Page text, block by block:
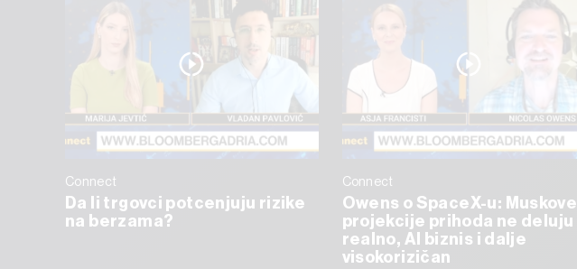
Connect
Da li trgovci potcenjuju rizike
na berzama?
Connect
Owens o SpaceX-u: Muskove
projekcije prihoda ne deluju
realno, AI biznis i dalje
visokorizičan